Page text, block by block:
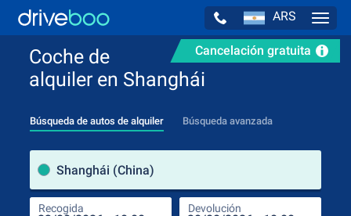
ARS
Cancelación gratuita
Coche de
alquiler en Shanghái
Búsqueda de autos de alquiler Búsqueda avanzada
Shanghái (China)
Recogida Devolución